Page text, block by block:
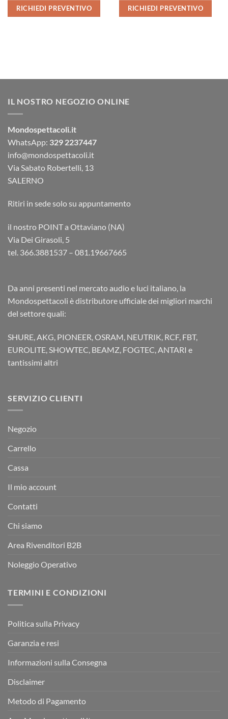
RICHIEDI PREVENTIVO RICHIEDI PREVENTIVO
IL NOSTRO NEGOZIO ONLINE
Mondospettacoli.it
WhatsApp: 329 2237447
info@mondospettacoli.it
Via Sabato Robertelli, 13
SALERNO
Ritiri in sede solo su appuntamento
il nostro POINT a Ottaviano (NA)
Via Dei Girasoli, 5
tel. 366.3881537 – 081.19667665
Da anni presenti nel mercato audio e luci italiano, la
Mondospettacoli è distributore ufficiale dei migliori marchi
del settore quali:
SHURE, AKG, PIONEER, OSRAM, NEUTRIK, RCF, FBT,
EUROLITE, SHOWTEC, BEAMZ, FOGTEC, ANTARI e
tantissimi altri
SERVIZIO CLIENTI
Negozio
Carrello
Cassa
Il mio account
Contatti
Chi siamo
Area Rivenditori B2B
Noleggio Operativo
TERMINI E CONDIZIONI
Politica sulla Privacy
Garanzia e resi
Informazioni sulla Consegna
Disclaimer
Metodo di Pagamento